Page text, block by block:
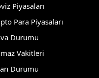
Piyasaları
Para Piyasaları
Durumu
Vakitleri
Durumu